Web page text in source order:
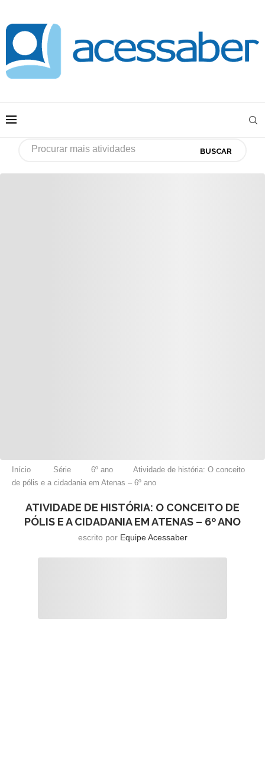
BUSCAR
Início Série 6º ano
Atividade de história: O conceito
de pólis e a cidadania em Atenas – 6º ano
ATIVIDADE DE HISTÓRIA: O CONCEITO DE
PÓLIS E A CIDADANIA EM ATENAS – 6º ANO
escrito por Equipe Acessaber